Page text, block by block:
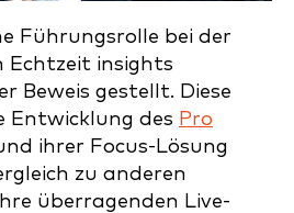
Führungsrolle bei der
Echtzeit insights
Beweis gestellt. Diese
Entwicklung des Pro
ihrer Focus-Lösung
zu anderen
überragenden Live-